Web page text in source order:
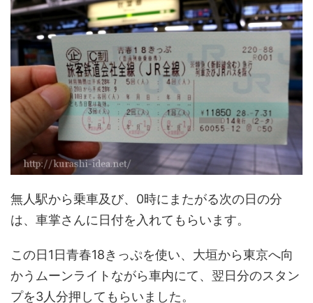
無人駅から乗車及び、0時にまたがる次の日の分
は、車掌さんに日付を入れてもらいます。
この日1日青春18きっぷを使い、大垣から東京へ向
かうムーンライトながら車内にて、翌日分のスタン
プを3人分押してもらいました。